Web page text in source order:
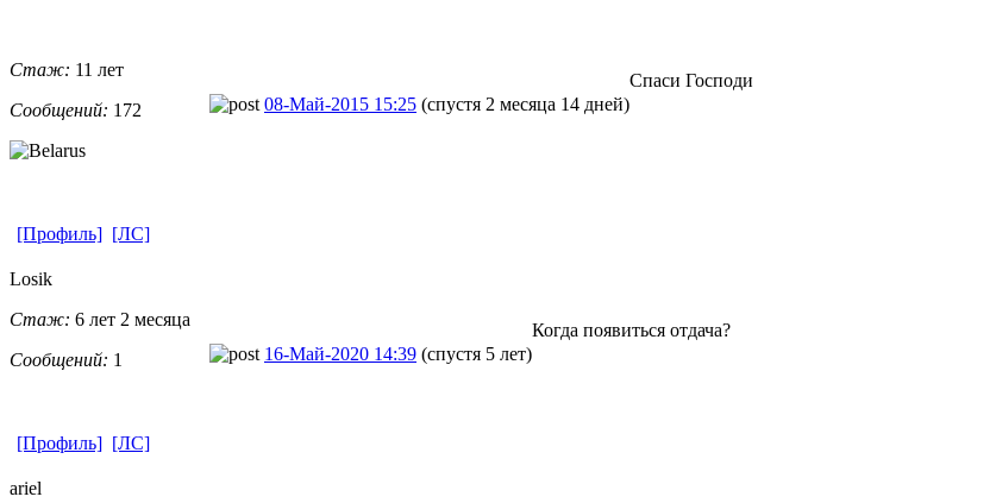
Стаж: 11 лет
Сообщений: 172 08-Май-2015 15:25 (спустя 2 месяца 14 дней)
Спаси Господи
[Профиль] [ЛС]
Losik
Стаж: 6 лет 2 месяца
Сообщений: 1 16-Май-2020 14:39 (спустя 5 лет)
Когда появиться отдача?
[Профиль] [ЛС]
ariel